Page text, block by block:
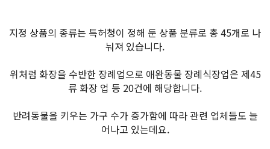
지정 상품의 종류는 특허청이 정해 둔 상품 분류로 총 45개로 나
눠져 있습니다.
위처럼 화장을 수반한 장례업으로 애완동물 장례식장업은 제45
류 화장 업 등 20건에 해당합니다.
반려동물을 키우는 가구 수가 증가함에 따라 관련 업체들도 늘
어나고 있는데요.